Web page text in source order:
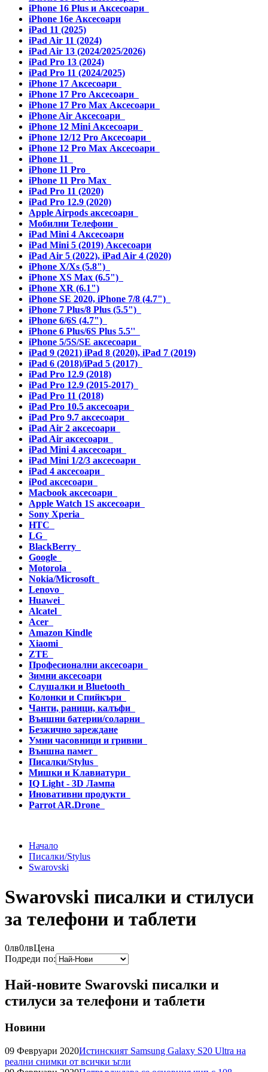
iPhone 16 Plus и Аксесоари
iPhone 16e Аксесоари
iPad 11 (2025)
iPad Air 11 (2024)
iPad Air 13 (2024/2025/2026)
iPad Pro 13 (2024)
iPad Pro 11 (2024/2025)
iPhone 17 Аксесоари
iPhone 17 Pro Аксесоари
iPhone 17 Pro Max Аксесоари
iPhone Air Аксесоари
iPhone 12 Mini Аксесоари
iPhone 12/12 Pro Аксесоари
iPhone 12 Pro Max Аксесоари
iPhone 11
iPhone 11 Pro
iPhone 11 Pro Max
iPad Pro 11 (2020)
iPad Pro 12.9 (2020)
Apple Airpods аксесоари
Мобилни Телефони
iPad Mini 4 Аксесоари
iPad Mini 5 (2019) Аксесоари
iPad Air 5 (2022), iPad Air 4 (2020)
iPhone X/Xs (5.8")
iPhone XS Max (6.5")
iPhone XR (6.1")
iPhone SE 2020, iPhone 7/8 (4.7")
iPhone 7 Plus/8 Plus (5.5")
iPhone 6/6S (4.7")
iPhone 6 Plus/6S Plus 5.5''
iPhone 5/5S/SE аксесоари
iPad 9 (2021) iPad 8 (2020), iPad 7 (2019)
iPad 6 (2018)/iPad 5 (2017)
iPad Pro 12.9 (2018)
iPad Pro 12.9 (2015-2017)
iPad Pro 11 (2018)
iPad Pro 10.5 аксесоари
iPad Pro 9.7 аксесоари
iPad Air 2 аксесоари
iPad Air аксесоари
iPad Mini 4 аксесоари
iPad Mini 1/2/3 аксесоари
iPad 4 аксесоари
iPod аксесоари
Macbook аксесоари
Apple Watch 1S аксесоари
Sony Xperia
HTC
LG
BlackBerry
Google
Motorola
Nokia/Microsoft
Lenovo
Huawei
Alcatel
Acer
Amazon Kindle
Xiaomi
ZTE
Професионални аксесоари
Зимни аксесоари
Слушалки и Bluetooth
Колонки и Спийкъри
Чанти, раници, калъфи
Външни батерии/соларни
Безжично зареждане
Умни часовници и гривни
Външна памет
Писалки/Stylus
Мишки и Клавиатури
IQ Light - 3D Лампа
Иновативни продукти
Parrot AR.Drone
Начало
Писалки/Stylus
Swarovski
Swarovski писалки и стилуси
за телефони и таблети
0лв0лвЦена
Подреди по:
Най-новите Swarovski писалки и
стилуси за телефони и таблети
Новини
09 Февруари 2020Истинският Samsung Galaxy S20 Ultra на
реални снимки от всички ъгли